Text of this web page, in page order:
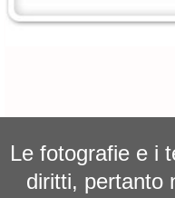
Le fotografie e i
diritti, pertanto